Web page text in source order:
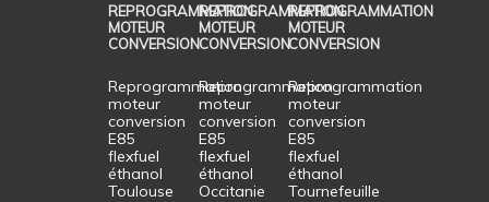
REPROGRAMMATION
MOTEUR
CONVERSION
Reprogrammation
moteur
conversion
E85
flexfuel
éthanol
Toulouse
REPROGRAMMATION
MOTEUR
CONVERSION
Reprogrammation
moteur
conversion
E85
flexfuel
éthanol
Occitanie
REPROGRAMMATION
MOTEUR
CONVERSION
Reprogrammation
moteur
conversion
E85
flexfuel
éthanol
Tournefeuille